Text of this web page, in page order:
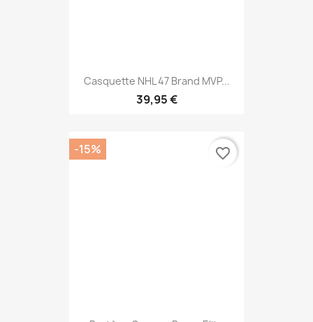
Casquette NHL 47 Brand MVP...
39,95 €
-15% favorite_border